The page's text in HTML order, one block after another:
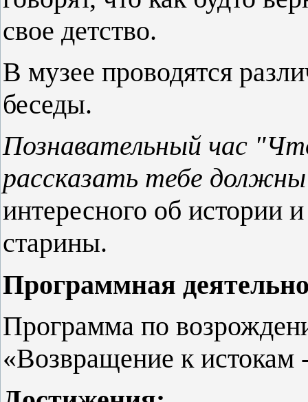
свое детство.
В музее проводятся
беседы.
Познавательный час
рассказать тебе
интересного об истории
старины.
Программная
Программа по
«Возвращение к